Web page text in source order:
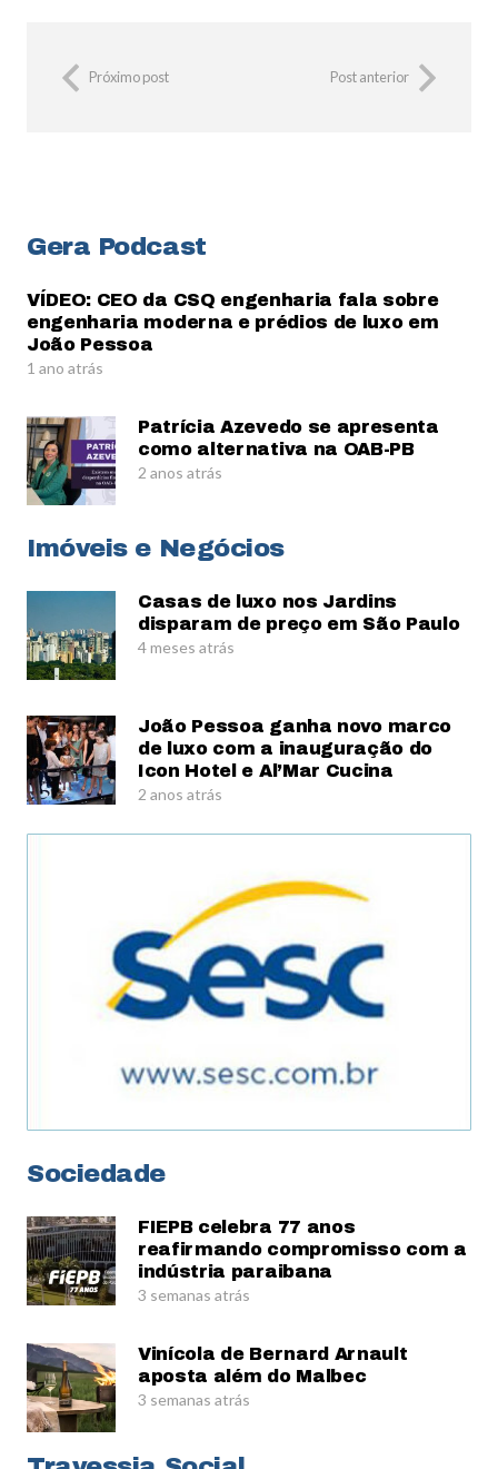
Próximo post Post anterior
Gera Podcast
VÍDEO: CEO da CSQ engenharia fala sobre
engenharia moderna e prédios de luxo em
João Pessoa
1 ano atrás
Patrícia Azevedo se apresenta
como alternativa na OAB-PB
2 anos atrás
Imóveis e Negócios
Casas de luxo nos Jardins
disparam de preço em São Paulo
4 meses atrás
João Pessoa ganha novo marco
de luxo com a inauguração do
Icon Hotel e Al’Mar Cucina
2 anos atrás
Sociedade
FIEPB celebra 77 anos
reafirmando compromisso com a
indústria paraibana
3 semanas atrás
Vinícola de Bernard Arnault
aposta além do Malbec
3 semanas atrás